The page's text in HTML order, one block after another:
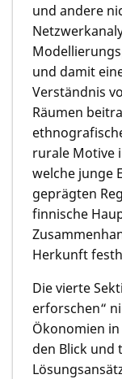
und andere
und damit
Verständnis
Räumen
rurale Motive
welche junge
geprägten
finnische
Herkunft
Die vierte
erforschen“
Ökonomien
den Blick und